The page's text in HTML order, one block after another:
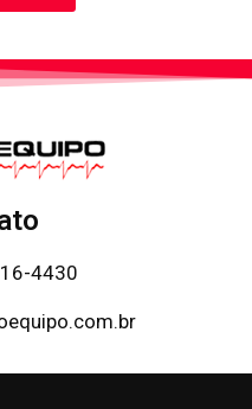
4430